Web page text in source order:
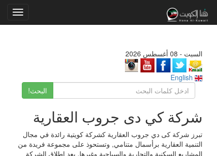
السبت - 08 أغسطس 2026
البحث!
شركة كي دى جروب العقارية
تبرز شركة كى دي جروب العقارية كشركة كويتية رائدة في مجال
التنمية العقارية برأسمال متنامي, وتستحوذ على مجموعة فريدة من
المشاريع السكنية والتجارية والسياحية وغيرها. بعد إطلاق الشركة